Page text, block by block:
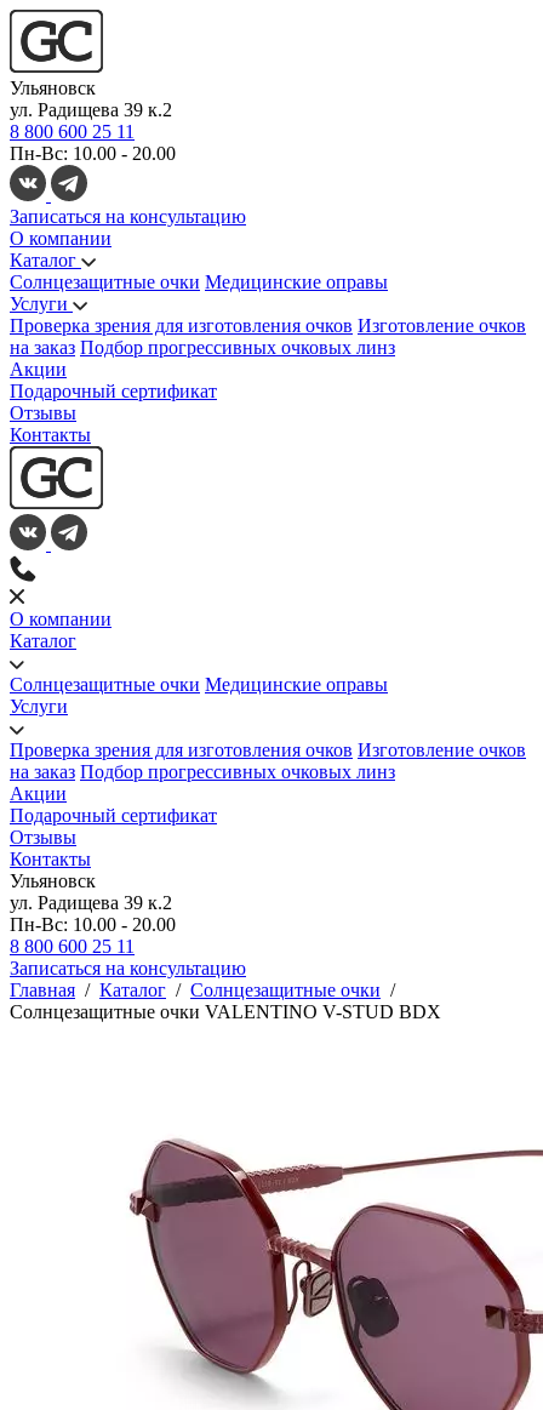
Ульяновск
ул. Радищева 39 к.2
8 800 600 25 11
Пн-Вс: 10.00 - 20.00
Записаться на консультацию
О компании
Каталог
Солнцезащитные очки Медицинские оправы
Услуги
Проверка зрения для изготовления очков Изготовление очков
на заказ Подбор прогрессивных очковых линз
Акции
Подарочный сертификат
Отзывы
Контакты
О компании
Каталог
Солнцезащитные очки Медицинские оправы
Услуги
Проверка зрения для изготовления очков Изготовление очков
на заказ Подбор прогрессивных очковых линз
Акции
Подарочный сертификат
Отзывы
Контакты
Ульяновск
ул. Радищева 39 к.2
Пн-Вс: 10.00 - 20.00
8 800 600 25 11
Записаться на консультацию
Главная / Каталог / Солнцезащитные очки /
Солнцезащитные очки VALENTINO V-STUD BDX